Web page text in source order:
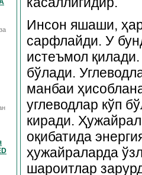
Инсон яшаши,
сарфлайди. У
истеъмол
бўлади.
манбаи
углеводлар кўп
киради.
оқибатида
ҳужайраларда
шароитлар